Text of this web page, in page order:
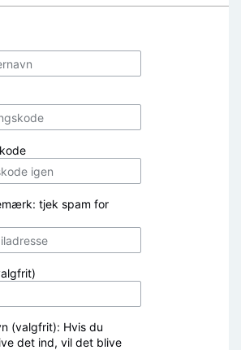
tjek spam for
(valgfrit): Hvis du
det ind, vil det blive